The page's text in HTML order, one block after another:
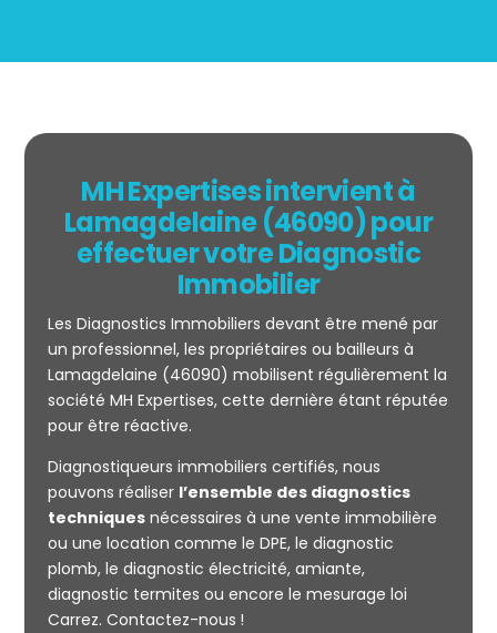
Mesurage
CARREZ
MH Expertises intervient à
Lamagdelaine (46090) pour
effectuer votre Diagnostic
Immobilier
Les Diagnostics Immobiliers devant être mené par
un professionnel, les propriétaires ou bailleurs à
Lamagdelaine (46090) mobilisent régulièrement la
société MH Expertises, cette dernière étant réputée
pour être réactive.
Diagnostiqueurs immobiliers certifiés, nous
pouvons réaliser l’ensemble des diagnostics
techniquesnécessaires à une vente immobilière
ou une location comme le DPE, le diagnostic
plomb, le diagnostic électricité, amiante,
diagnostic termites ou encore le mesurage loi
Carrez. Contactez-nous !